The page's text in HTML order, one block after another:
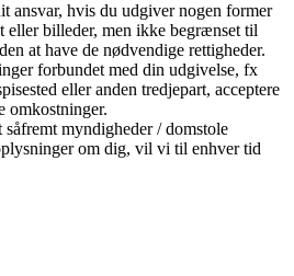
ansvar, hvis du udgiver nogen former
eller billeder, men ikke begrænset til
at have de nødvendige rettigheder.
forbundet med din udgivelse, fx
eller anden tredjepart, acceptere
omkostninger.
myndigheder / domstole
om dig, vil vi til enhver tid